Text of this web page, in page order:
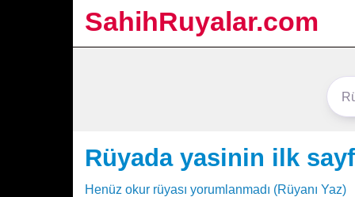
SahihRuyalar.com
Rüyada yasinin ilk
Henüz okur rüyası yorumlanmadı (Rüyanı Yaz)